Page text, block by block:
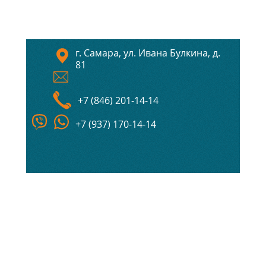
г. Самара, ул. Ивана Булкина, д.
81
+7 (846) 201-14-14
+7 (937) 170-14-14